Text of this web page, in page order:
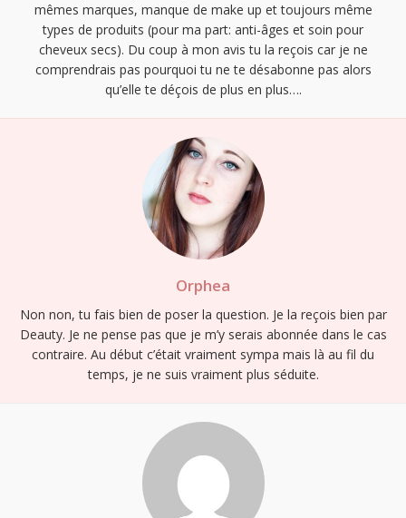
mêmes marques, manque de make up et toujours même
types de produits (pour ma part: anti-âges et soin pour
cheveux secs). Du coup à mon avis tu la reçois car je ne
comprendrais pas pourquoi tu ne te désabonne pas alors
qu’elle te déçois de plus en plus….
Orphea
Non non, tu fais bien de poser la question. Je la reçois bien par
Deauty. Je ne pense pas que je m’y serais abonnée dans le cas
contraire. Au début c’était vraiment sympa mais là au fil du
temps, je ne suis vraiment plus séduite.